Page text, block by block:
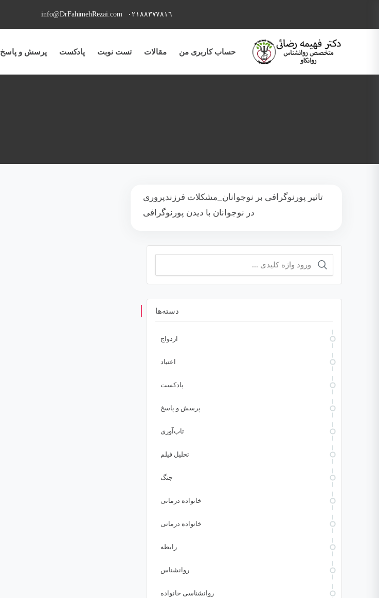
٠٢١٨٨٣٧٧٨١٦ info@DrFahimehRezai.com
حساب کاربری من مقالات تست نوبت پادکست پرسش و پاسخ
تاثیر پورنوگرافی بر نوجوانان_مشکلات فرزندپروری
در نوجوانان با دیدن پورنوگرافی
جستجو
دسته‌ها
ازدواج
اعتیاد
پادکست
پرسش و پاسخ
تاب‌آوری
تحلیل فیلم
جنگ
خانواده درمانی
خانواده درمانی
رابطه
روانشناس
روانشناسی خانواده